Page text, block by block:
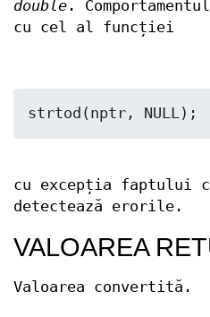
double .
cu cel al funcției
cu excepția faptului
detectează erorile.
VALOAREA
Valoarea convertită.